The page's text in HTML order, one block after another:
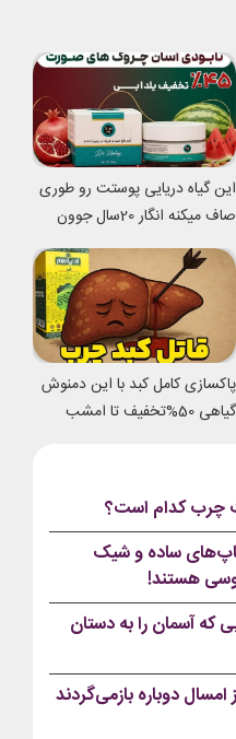
این گیاه دریایی پوستت رو طوری
صاف میکنه انگار 20سال جوون
شدی
پاکسازی کامل کبد با این دمنوش
گیاهی 50%تخفیف تا امشب
چرب کدام است؟
ساده و شیک
هستند!
که آسمان را به دستان
دهه ۸۰ که پاییز امسال دوباره بازمی‌گردند